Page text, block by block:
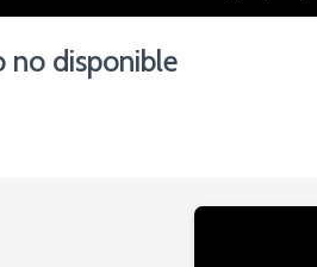
no disponible